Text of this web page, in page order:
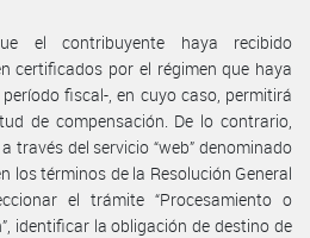
el contribuyente haya recibido
certificados por el régimen que haya
fiscal-, en cuyo caso, permitirá
de compensación. De lo contrario,
través del servicio “web” denominado
los términos de la Resolución General
el trámite “Procesamiento o
identificar la obligación de destino de